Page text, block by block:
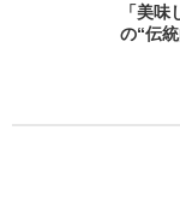
「美
の“伝